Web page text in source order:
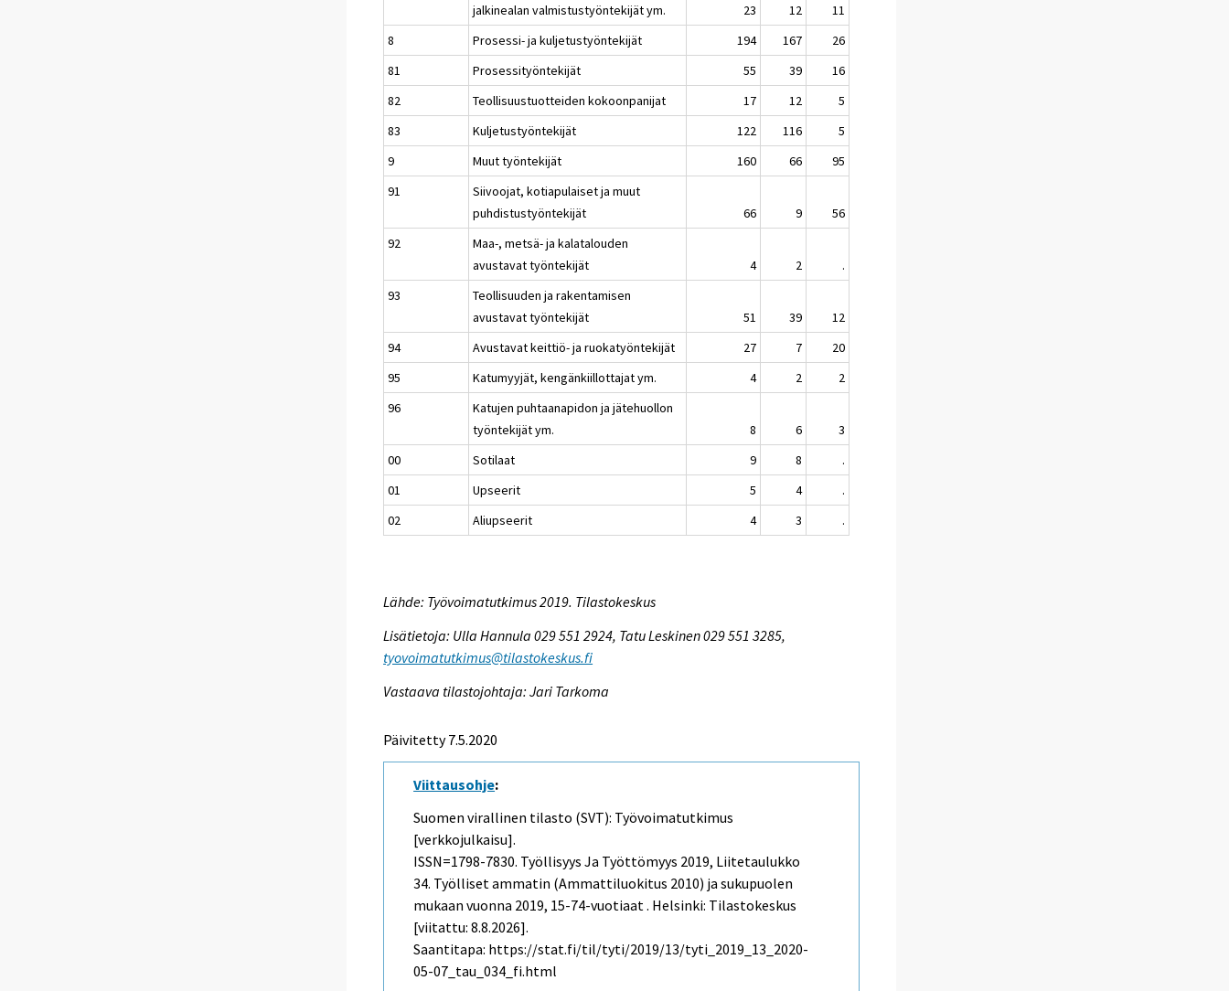
jalkinealan valmistustyöntekijät ym.
23 12
11
8
Prosessi- ja kuljetustyöntekijät 194 167
26
81
Prosessityöntekijät 55 39
16
82
Teollisuustuotteiden kokoonpanijat 17 12
5
83
Kuljetustyöntekijät 122 116
5
9
Muut työntekijät 160 66
95
91
Siivoojat, kotiapulaiset ja muut
puhdistustyöntekijät
66 9
56
92
Maa-, metsä- ja kalatalouden
avustavat työntekijät
4 2
.
93
Teollisuuden ja rakentamisen
avustavat työntekijät
51 39
12
94
Avustavat keittiö- ja ruokatyöntekijät 27 7
20
95
Katumyyjät, kengänkiillottajat ym. 4 2
2
96
Katujen puhtaanapidon ja jätehuollon
työntekijät ym.
8 6
3
00
Sotilaat 9 8
.
01
Upseerit 5 4
.
02
Aliupseerit 4 3 .
Lähde: Työvoimatutkimus 2019. Tilastokeskus
Lisätietoja: Ulla Hannula 029 551 2924, Tatu Leskinen 029 551 3285,
tyovoimatutkimus@tilastokeskus.fi
Vastaava tilastojohtaja: Jari Tarkoma
Päivitetty 7.5.2020
Viittausohje:
Suomen virallinen tilasto (SVT): Työvoimatutkimus
[verkkojulkaisu].
ISSN=1798-7830. Työllisyys Ja Työttömyys 2019, Liitetaulukko
34. Työlliset ammatin (Ammattiluokitus 2010) ja sukupuolen
mukaan vuonna 2019, 15-74-vuotiaat . Helsinki: Tilastokeskus
[viitattu: 8.8.2026].
Saantitapa: https://stat.fi/til/tyti/2019/13/tyti_2019_13_2020-
05-07_tau_034_fi.html